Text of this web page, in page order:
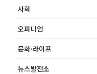
사회
오피니언
문화·라이프
뉴스발전소